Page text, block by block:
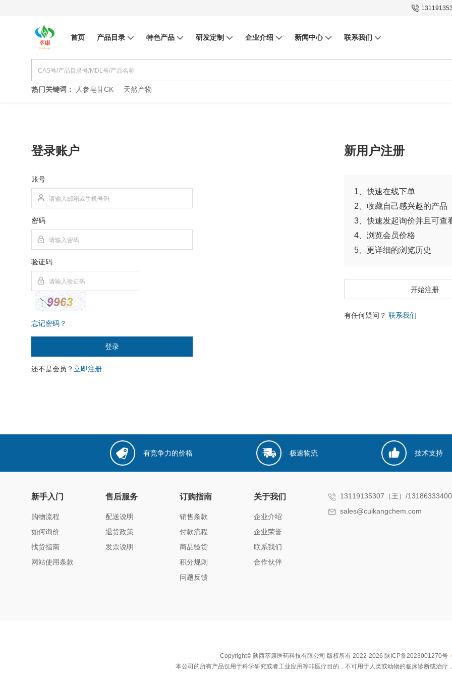
首页 产品目录 特色产品 研发定制 企业介绍 新闻中心 联系我们
热门关键词： 人参皂苷CK 天然产物
登录账户
账号
密码
验证码
忘记密码？
登录
还不是会员？ 立即注册
新用户注册
1、快速在线下单
2、收藏自己感兴趣的产品
3、快速发起询价并且可查
4、浏览会员价格
5、更详细的浏览历史
开始注册
有任何疑问？ 联系我们
有竞争力的价格 极速物流 技术支持
新手入门
购物流程
如何询价
找货指南
网站使用条款
售后服务
配送说明
退货政策
发票说明
订购指南
销售条款
付款流程
商品验货
积分规则
问题反馈
关于我们
企业介绍
企业荣誉
联系我们
合作伙伴
13119135307（王）/
sales@cuikangchem.com
Copyright© 陕西萃康医药科技有限公司 版权所有 2022-2026 陕ICP备2023001270号
本公司的所有产品仅用于科学研究或者工业应用等非医疗目的，不可用于人类或动物的临床诊断或治疗